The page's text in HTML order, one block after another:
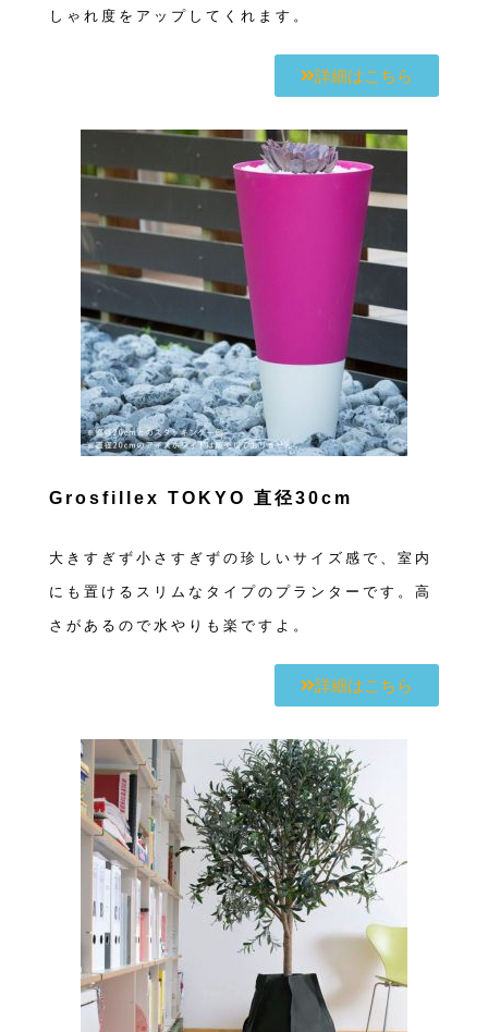
しゃれ度をアップしてくれます。
詳細はこちら
Grosfillex TOKYO 直径30cm
大きすぎず小さすぎずの珍しいサイズ感で、室内
にも置けるスリムなタイプのプランターです。高
さがあるので水やりも楽ですよ。
詳細はこちら